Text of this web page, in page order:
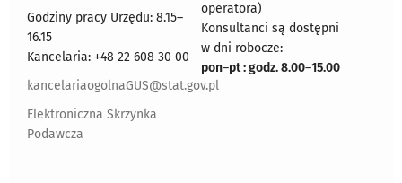
Godziny pracy Urzędu: 8.15–
16.15
Kancelaria: +48 22 608 30 00
kancelariaogolnaGUS@stat.gov.pl
Elektroniczna Skrzynka
Podawcza
operatora)
Konsultanci są dostępni
w dni robocze:
pon–pt : godz. 8.00–15.00